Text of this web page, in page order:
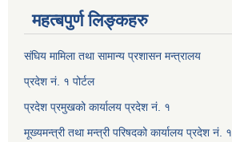
महत्बपुर्ण लिङ्कहरु
संघिय मामिला तथा सामान्य प्रशासन मन्त्रालय
प्रदेश नं. १ पोर्टल
प्रदेश प्रमुखको कार्यालय प्रदेश नं. १
मूख्यमन्त्री तथा मन्त्री परिषदको कार्यालय प्रदेश नं. १